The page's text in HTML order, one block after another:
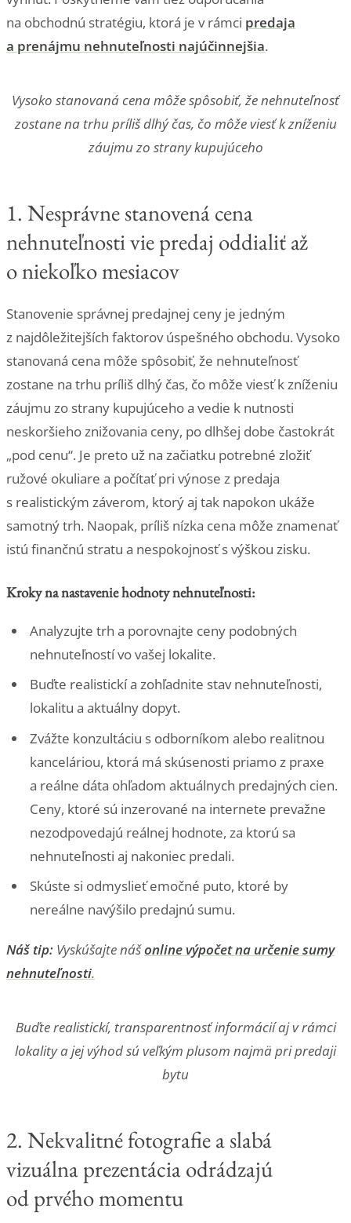
na obchodnú stratégiu, ktorá je v rámci predaja
a prenájmu nehnuteľnosti najúčinnejšia.
Vysoko stanovaná cena môže spôsobiť, že nehnuteľnosť
zostane na trhu príliš dlhý čas, čo môže viesť k zníženiu
záujmu zo strany kupujúceho
1. Nesprávne stanovená cena
nehnuteľnosti vie predaj oddialiť až
o niekoľko mesiacov
Stanovenie správnej predajnej ceny je jedným
z najdôležitejších faktorov úspešného obchodu. Vysoko
stanovaná cena môže spôsobiť, že nehnuteľnosť
zostane na trhu príliš dlhý čas, čo môže viesť k zníženiu
záujmu zo strany kupujúceho a vedie k nutnosti
neskoršieho znižovania ceny, po dlhšej dobe častokrát
„pod cenu“. Je preto už na začiatku potrebné zložiť
ružové okuliare a počítať pri výnose z predaja
s realistickým záverom, ktorý aj tak napokon ukáže
samotný trh. Naopak, príliš nízka cena môže znamenať
istú finančnú stratu a nespokojnosť s výškou zisku.
Kroky na nastavenie hodnoty nehnuteľnosti:
Analyzujte trh a porovnajte ceny podobných
nehnuteľností vo vašej lokalite.
Buďte realistickí a zohľadnite stav nehnuteľnosti,
lokalitu a aktuálny dopyt.
Zvážte konzultáciu s odborníkom alebo realitnou
kanceláriou, ktorá má skúsenosti priamo z praxe
a reálne dáta ohľadom aktuálnych predajných cien.
Ceny, ktoré sú inzerované na internete prevažne
nezodpovedajú reálnej hodnote, za ktorú sa
nehnuteľnosti aj nakoniec predali.
Skúste si odmyslieť emočné puto, ktoré by
nereálne navýšilo predajnú sumu.
Náš tip: Vyskúšajte nášonline výpočet na určenie sumy
nehnuteľnosti.
Buďte realistickí, transparentnosť informácií aj v rámci
lokality a jej výhod sú veľkým plusom najmä pri predaji
bytu
2. Nekvalitné fotografie a slabá
vizuálna prezentácia odrádzajú
od prvého momentu